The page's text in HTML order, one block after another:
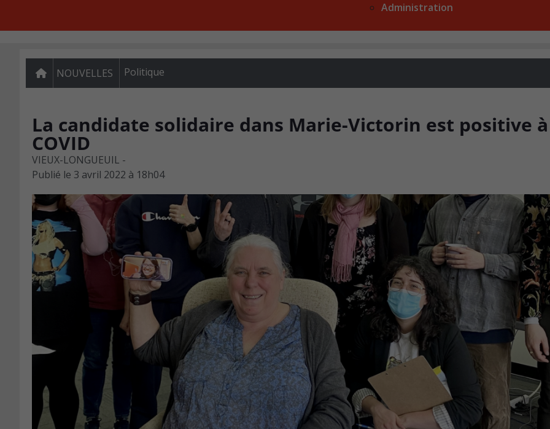
Administration
NOUVELLES Politique
La candidate solidaire dans Marie-Victorin est positive
COVID
VIEUX-LONGUEUIL -
Publié le 3 avril 2022 à 18h04